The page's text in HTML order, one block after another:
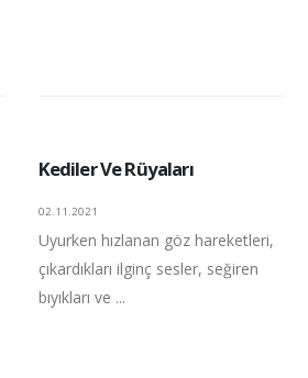
Kediler Ve Rüyaları
02.11.2021
Uyurken hızlanan göz hareketleri,
çıkardıkları ilginç sesler, seğiren
bıyıkları ve ...